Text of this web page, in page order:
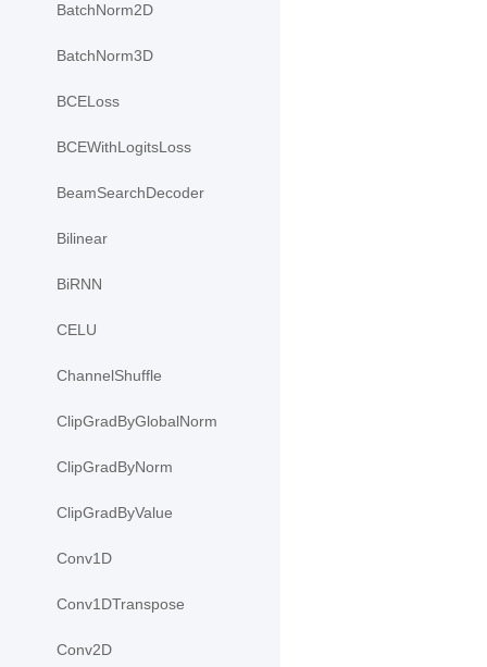
BatchNorm2D
BatchNorm3D
BCELoss
BCEWithLogitsLoss
BeamSearchDecoder
Bilinear
BiRNN
CELU
ChannelShuffle
ClipGradByGlobalNorm
ClipGradByNorm
ClipGradByValue
Conv1D
Conv1DTranspose
Conv2D